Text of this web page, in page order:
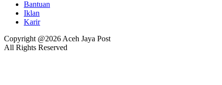
Bantuan
Iklan
Karir
Copyright @2026 Aceh Jaya Post
All Rights Reserved